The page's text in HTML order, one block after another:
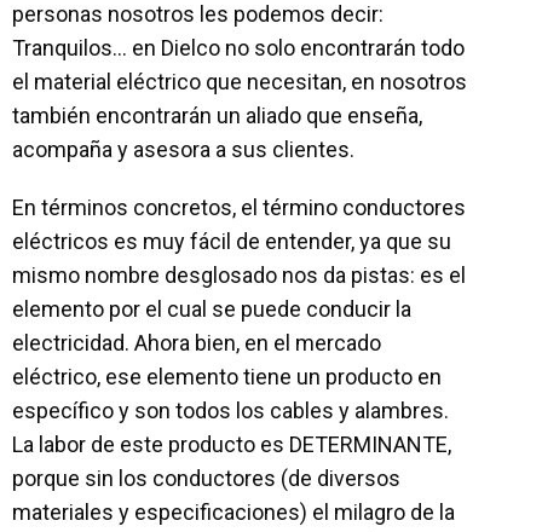
personas nosotros les podemos decir:
Tranquilos… en Dielco no solo encontrarán todo
el material eléctrico que necesitan, en nosotros
también encontrarán un aliado que enseña,
acompaña y asesora a sus clientes.
En términos concretos, el término conductores
eléctricos es muy fácil de entender, ya que su
mismo nombre desglosado nos da pistas: es el
elemento por el cual se puede conducir la
electricidad. Ahora bien, en el mercado
eléctrico, ese elemento tiene un producto en
específico y son todos los cables y alambres.
La labor de este producto es DETERMINANTE,
porque sin los conductores (de diversos
materiales y especificaciones) el milagro de la